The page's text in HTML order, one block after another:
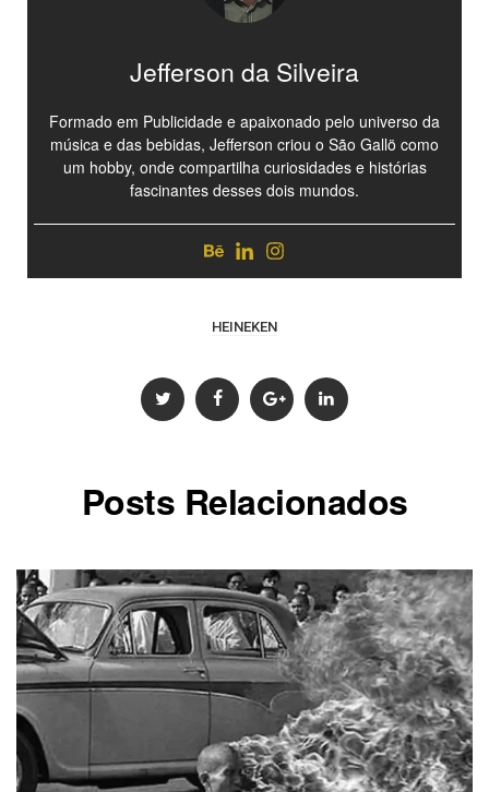
Jefferson da Silveira
Formado em Publicidade e apaixonado pelo universo da
música e das bebidas, Jefferson criou o São Gallö como
um hobby, onde compartilha curiosidades e histórias
fascinantes desses dois mundos.
HEINEKEN
Posts Relacionados